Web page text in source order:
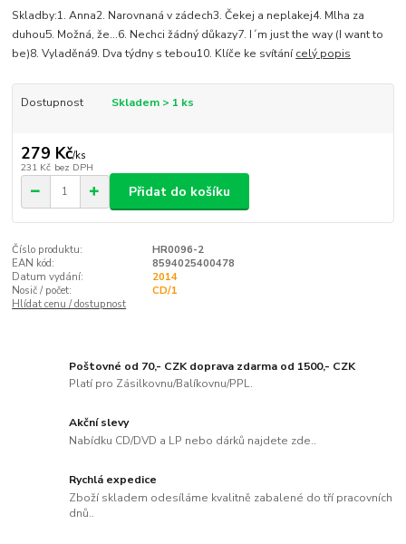
Skladby:1. Anna2. Narovnaná v zádech3. Čekej a neplakej4. Mlha za
duhou5. Možná, že...6. Nechci žádný důkazy7. I´m just the way (I want to
be)8. Vyladěná9. Dva týdny s tebou10. Klíče ke svítánícelý popis
Dostupnost Skladem > 1 ks
279 Kč/ks
231 Kč bez DPH
Přidat do košíku
Číslo produktu:
HR0096-2
EAN kód:
8594025400478
Datum vydání:
2014
Nosič / počet:
CD/1
Hlídat cenu / dostupnost
Poštovné od 70,- CZK doprava zdarma od 1500,- CZK
Platí pro Zásilkovnu/Balíkovnu/PPL.
Akční slevy
Nabídku CD/DVD a LP nebo dárků najdete zde..
Rychlá expedice
Zboží skladem odesíláme kvalitně zabalené do tří pracovních
dnů..